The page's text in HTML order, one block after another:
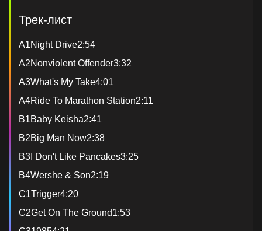
Трек-лист
A1Night Drive2:54
A2Nonviolent Offender3:32
A3What's My Take4:01
A4Ride To Marathon Station2:11
B1Baby Keisha2:41
B2Big Man Now2:38
B3I Don't Like Pancakes3:25
B4Wershe & Son2:19
C1Trigger4:20
C2Get On The Ground1:53